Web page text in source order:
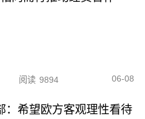
阅读 9894 06-08
：希望欧方客观理性看待